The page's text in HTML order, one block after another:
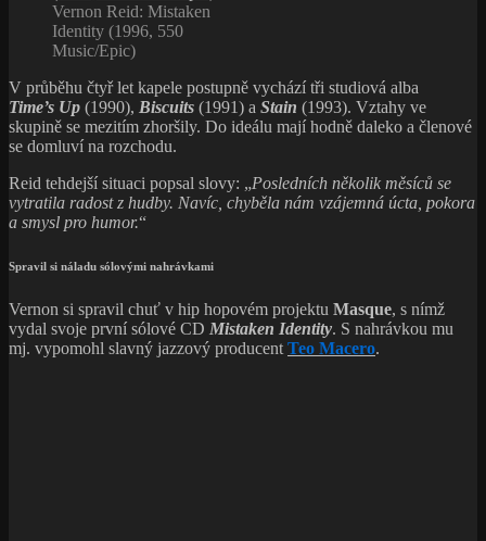
Vernon Reid: Mistaken
Identity (1996, 550
Music/Epic)
V průběhu čtyř let kapele postupně vychází tři studiová alba
Time’s Up (1990), Biscuits (1991) a Stain (1993). Vztahy ve
skupině se mezitím zhoršily. Do ideálu mají hodně daleko a členové
se domluví na rozchodu.
Reid tehdejší situaci popsal slovy: „Posledních několik měsíců se
vytratila radost z hudby. Navíc, chyběla nám vzájemná úcta, pokora
a smysl pro humor.“
Spravil si náladu sólovými nahrávkami
Vernon si spravil chuť v hip hopovém projektu Masque, s nímž
vydal svoje první sólové CD Mistaken Identity. S nahrávkou mu
mj. vypomohl slavný jazzový producent Teo Macero.